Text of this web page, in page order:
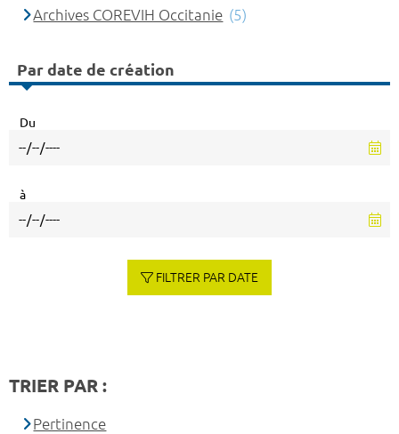
Archives COREVIH Occitanie (5)
Par date de création
Du
à
FILTRER PAR DATE
TRIER PAR :
Pertinence